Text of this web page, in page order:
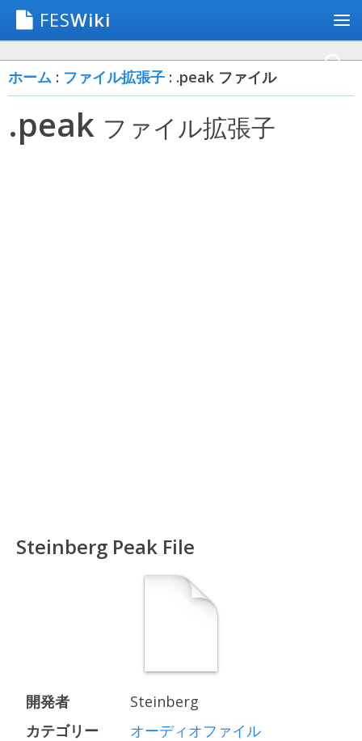
FESWiki
ホーム : ファイル拡張子 : .peak ファイル
.peak ファイル拡張子
Steinberg Peak File
開発者
Steinberg
カテゴリー
オーディオファイル